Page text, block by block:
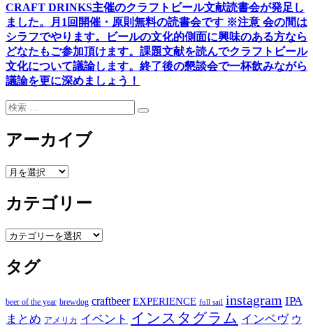
CRAFT DRINKS主催のクラフトビール文献読書会が発足し
ました。
月1回開催・原則無料の読書会です ※注意 会の間は
シラフでやります。
ビールの文化的側面に興味のある方なら
どなたもご参加頂けます。 課題文献を読んでクラフトビール
文化について議論します。 終了後の懇談会で一杯飲みながら
議論を更に深めましょう！
検
検
アーカイブ
ア
カ
イ
ブ
カテゴリー
カ
ゴ
リ
タグ
beer of the year brewdog craftbeer EXPERIENCE full sail instagram IPA
まとめ アメリカ イベント インスタグラム インベヴ ウ